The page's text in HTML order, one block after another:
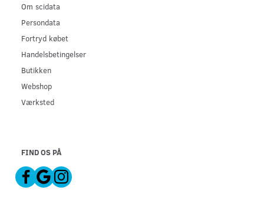
Om scidata
Persondata
Fortryd købet
Handelsbetingelser
Butikken
Webshop
Værksted
FIND OS PÅ